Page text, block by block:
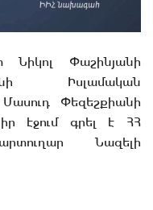
Նիկոլ Փաշինյանի
Իսլամական
Փեզեշքիանի
էջում գրել է ՀՀ
Նազելի